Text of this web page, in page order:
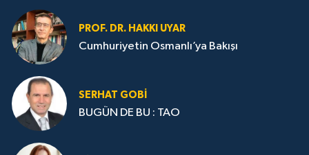
PROF. DR. HAKKI UYAR
Cumhuriyetin Osmanlı’ya Bakışı
SERHAT GOBİ
BUGÜN DE BU : TAO